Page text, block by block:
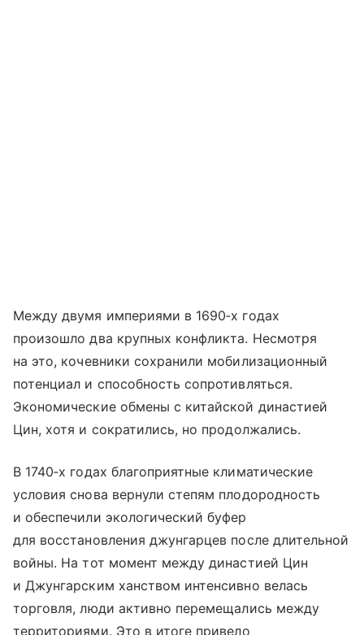
Между двумя империями в 1690‑х годах
произошло два крупных конфликта. Несмотря
на это, кочевники сохранили мобилизационный
потенциал и способность сопротивляться.
Экономические обмены с китайской династией
Цин, хотя и сократились, но продолжались.
В 1740‑х годах благоприятные климатические
условия снова вернули степям плодородность
и обеспечили экологический буфер
для восстановления джунгарцев после длительной
войны. На тот момент между династией Цин
и Джунгарским ханством интенсивно велась
торговля, люди активно перемещались между
территориями. Это в итоге привело